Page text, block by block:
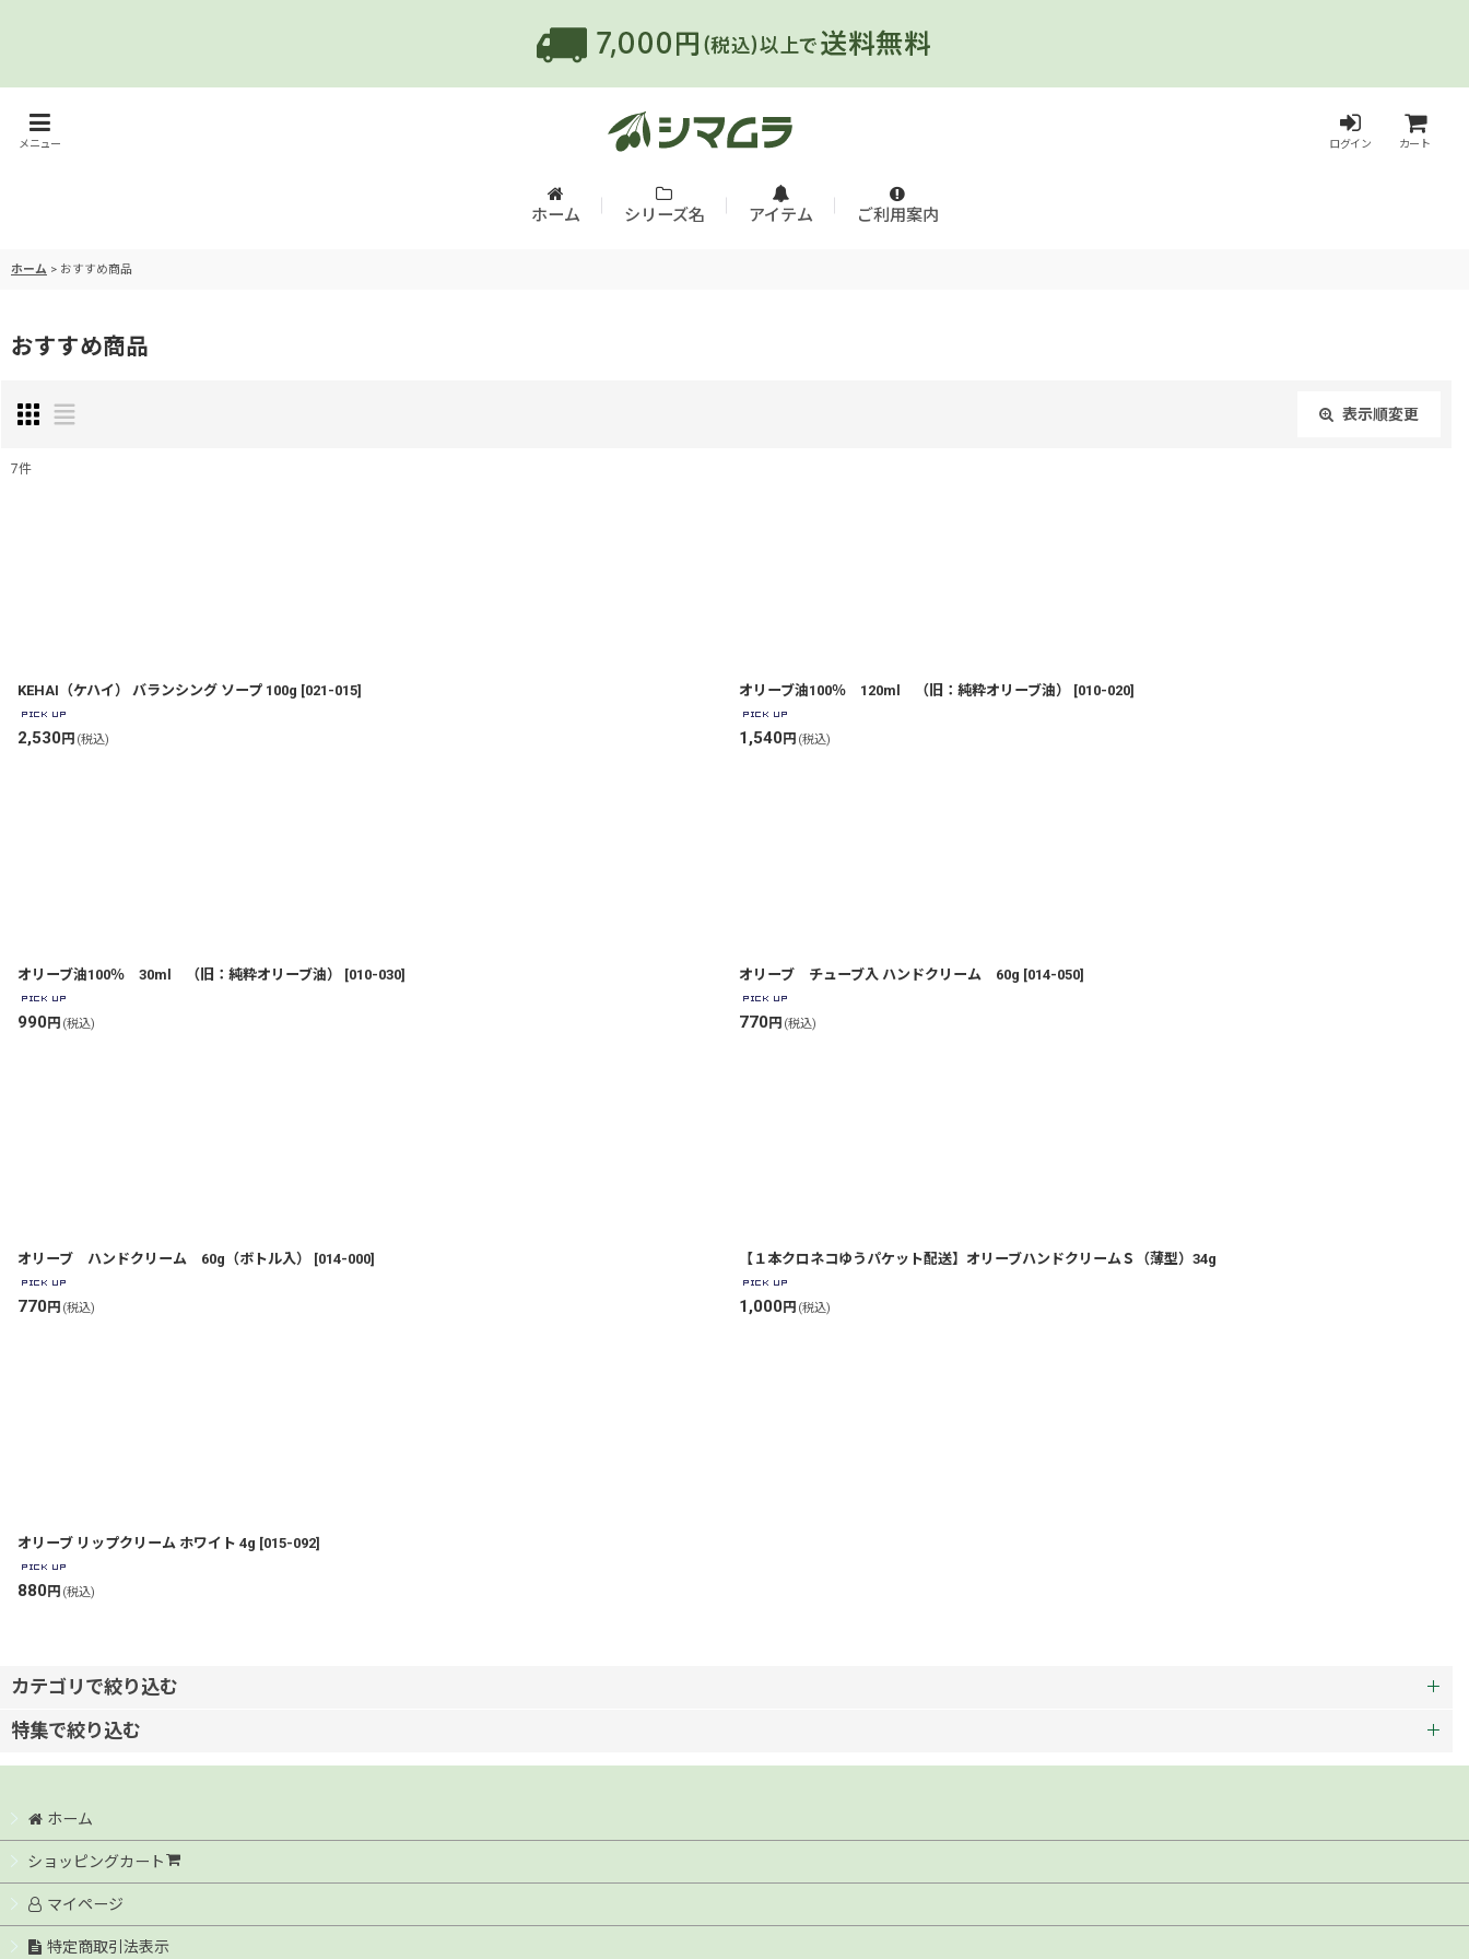
メニュー ログイン カート
ホーム シリーズ名 アイテム ご利用案内
ホーム > おすすめ商品
おすすめ商品
表示順変更
7件
KEHAI（ケハイ） バランシング ソープ 100g [021-015]
2,530円 (税込)
オリーブ油100％ 120ml （旧：純粋オリーブ油） [010-020]
1,540円 (税込)
オリーブ油100％ 30ml （旧：純粋オリーブ油） [010-030]
990円 (税込)
オリーブ チューブ入 ハンドクリーム 60g [014-050]
770円 (税込)
オリーブ ハンドクリーム 60g（ボトル入） [014-000]
770円 (税込)
【１本クロネコゆうパケット配送】オリーブハンドクリームＳ（薄型）34g
1,000円 (税込)
オリーブ リップクリーム ホワイト 4g [015-092]
880円 (税込)
カテゴリで絞り込む
OLIVEL （乾燥肌、敏感肌の方にも）
Kiwami Olive（高保湿、エイジングケア*1）
特集で絞り込む
オリーブオイル（美容成分配合）
洗顔石鹸
ホーム
ショッピングカート
マイページ
特定商取引法表示